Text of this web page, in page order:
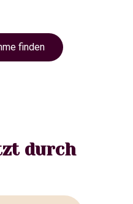
finden
durch